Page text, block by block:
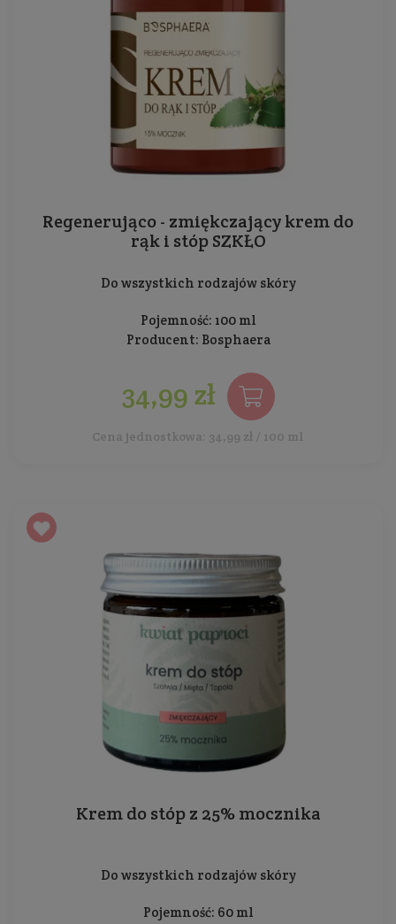
Regenerująco - zmiękczający krem do
rąk i stóp SZKŁO
Do wszystkich rodzajów skóry
Pojemność: 100 ml
Producent: Bosphaera
34,99 zł
Cena jednostkowa: 34,99 zł / 100 ml
Krem do stóp z 25% mocznika
Do wszystkich rodzajów skóry
Pojemność: 60 ml